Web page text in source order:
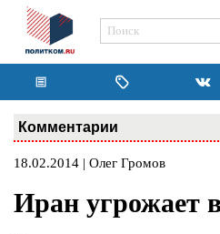
Комментарии
18.02.2014 | Олег Громов
Иран угрожает